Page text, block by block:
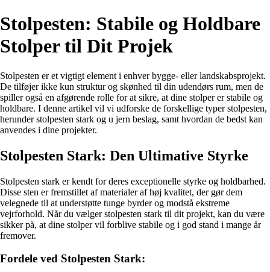
Stolpesten: Stabile og Holdbare
Stolper til Dit Projek
Stolpesten er et vigtigt element i enhver bygge- eller landskabsprojekt.
De tilføjer ikke kun struktur og skønhed til din udendørs rum, men de
spiller også en afgørende rolle for at sikre, at dine stolper er stabile og
holdbare. I denne artikel vil vi udforske de forskellige typer stolpesten,
herunder stolpesten stark og u jern beslag, samt hvordan de bedst kan
anvendes i dine projekter.
Stolpesten Stark: Den Ultimative Styrke
Stolpesten stark er kendt for deres exceptionelle styrke og holdbarhed.
Disse sten er fremstillet af materialer af høj kvalitet, der gør dem
velegnede til at understøtte tunge byrder og modstå ekstreme
vejrforhold. Når du vælger stolpesten stark til dit projekt, kan du være
sikker på, at dine stolper vil forblive stabile og i god stand i mange år
fremover.
Fordele ved Stolpesten Stark: